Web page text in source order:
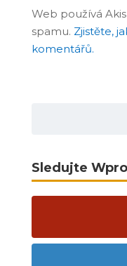
Web používá
spamu. Zjistěte,
komentářů.
Sledujte